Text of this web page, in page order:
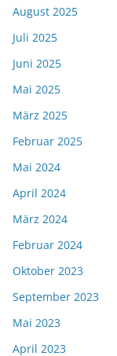
August 2025
Juli 2025
Juni 2025
Mai 2025
März 2025
Februar 2025
Mai 2024
April 2024
März 2024
Februar 2024
Oktober 2023
September 2023
Mai 2023
April 2023